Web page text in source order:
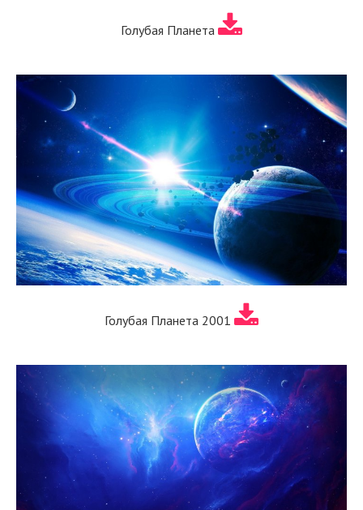
Голубая Планета
Голубая Планета 2001